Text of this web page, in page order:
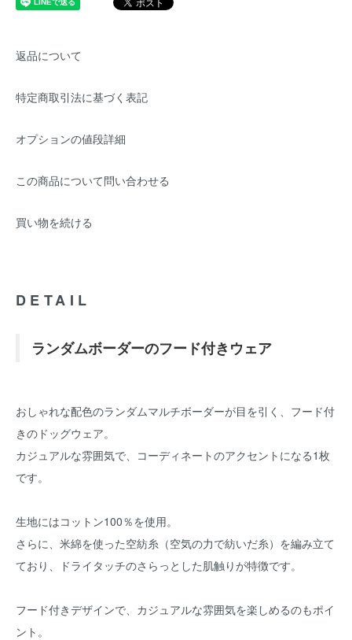
返品について
特定商取引法に基づく表記
オプションの値段詳細
この商品について問い合わせる
買い物を続ける
DETAIL
ランダムボーダーのフード付きウェア
おしゃれな配色のランダムマルチボーダーが目を引く、フード付
きのドッグウェア。
カジュアルな雰囲気で、コーディネートのアクセントになる1枚
です。
生地にはコットン100％を使用。
さらに、米綿を使った空紡糸（空気の力で紡いだ糸）を編み立て
ており、ドライタッチのさらっとした肌触りが特徴です。
フード付きデザインで、カジュアルな雰囲気を楽しめるのもポイ
ント。